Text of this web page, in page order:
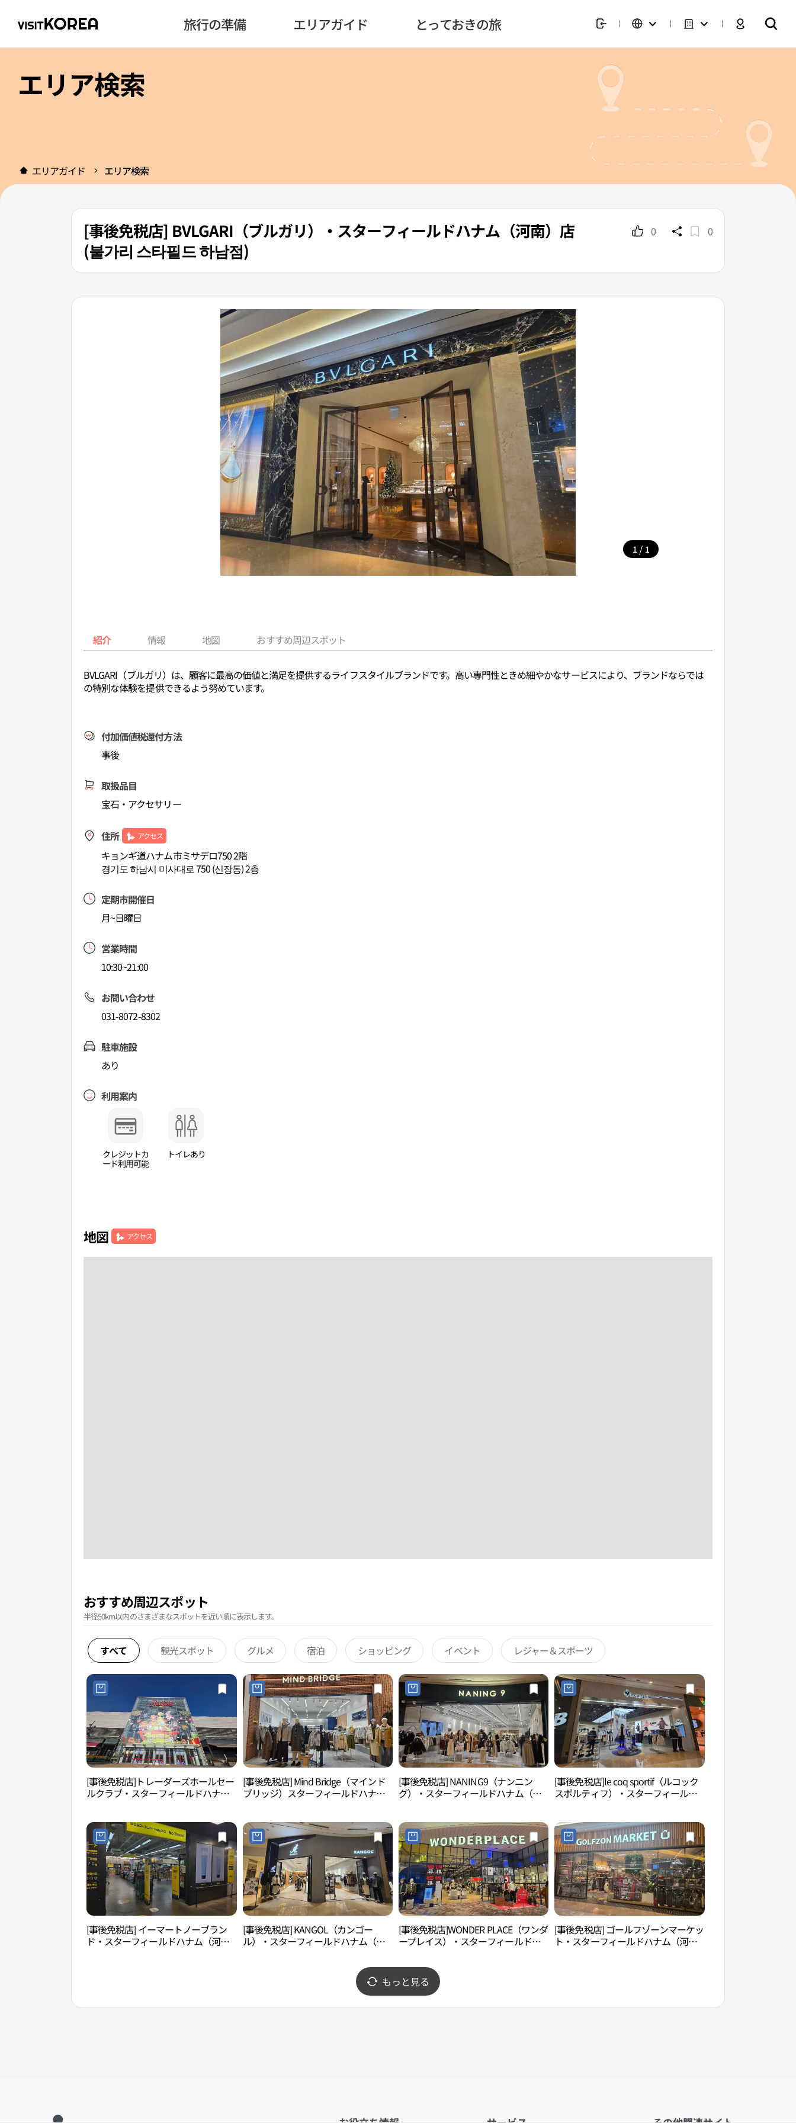
旅行の準備 エリアガイド とっておきの旅
エリア検索
エリアガイド エリア検索
[事後免税店] BVLGARI（ブルガリ）・スターフィールドハナム（河南）店
(불가리 스타필드 하남점)
0 0
1 / 1
紹介 情報 地図 おすすめ周辺スポット
BVLGARI（ブルガリ）は、顧客に最高の価値と満足を提供するライフスタイルブランドです。高い専門性ときめ細やかなサービスにより、ブランドならでは
の特別な体験を提供できるよう努めています。
付加価値税還付方法
事後
取扱品目
宝石・アクセサリー
住所 アクセス
キョンギ道ハナム市ミサデロ750 2階
경기도 하남시 미사대로 750 (신장동) 2층
定期市開催日
月~日曜日
営業時間
10:30~21:00
お問い合わせ
031-8072-8302
駐車施設
あり
利用案内
クレジットカ
ード利用可能
トイレあり
地図 アクセス
おすすめ周辺スポット
半径50km以内のさまざまなスポットを近い順に表示します。
すべて 観光スポット グルメ 宿泊 ショッピング イベント レジャー＆スポーツ
[事後免税店]トレーダーズホールセー
ルクラブ・スターフィールドハナム
[事後免税店] Mind Bridge（マインド
ブリッジ）スターフィールドハナム
[事後免税店] NANING9（ナンニン
グ）・スターフィールドハナム（河
[事後免税店]le coq sportif（ルコック
スポルティフ）・スターフィールド
[事後免税店] イーマートノーブラン
ド・スターフィールドハナム（河
[事後免税店] KANGOL（カンゴー
ル）・スターフィールドハナム（河
[事後免税店]WONDER PLACE（ワンダ
ープレイス）・スターフィールドハ
드 하남점)
[事後免税店] ゴールフゾーンマーケッ
ト・スターフィールドハナム（河
もっと見る